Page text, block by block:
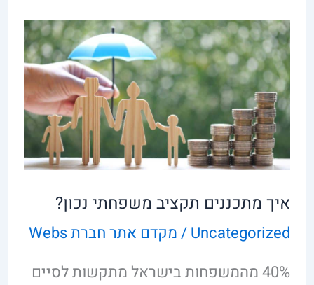
איך מתכננים תקציב משפחתי נכון?
Uncategorized
/מקדם אתר חברת Webs
40% מהמשפחות בישראל מתקשות לסיים
איך
מתכננים
תקציב
משפחתי
נכון?